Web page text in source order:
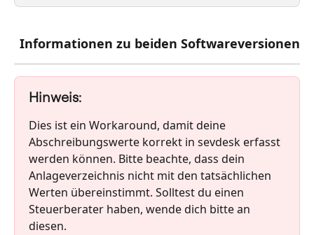
Informationen zu beiden Softwareversionen
Hinweis:
Dies ist ein Workaround, damit deine
Abschreibungswerte korrekt in sevdesk erfasst
werden können. Bitte beachte, dass dein
Anlageverzeichnis nicht mit den tatsächlichen
Werten übereinstimmt. Solltest du einen
Steuerberater haben, wende dich bitte an
diesen.